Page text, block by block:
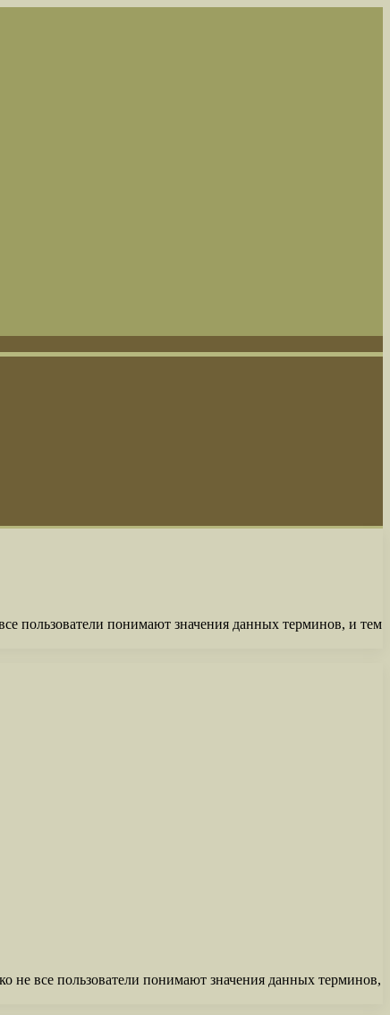
пользователи понимают значения данных терминов, и тем
не все пользователи понимают значения данных терминов,